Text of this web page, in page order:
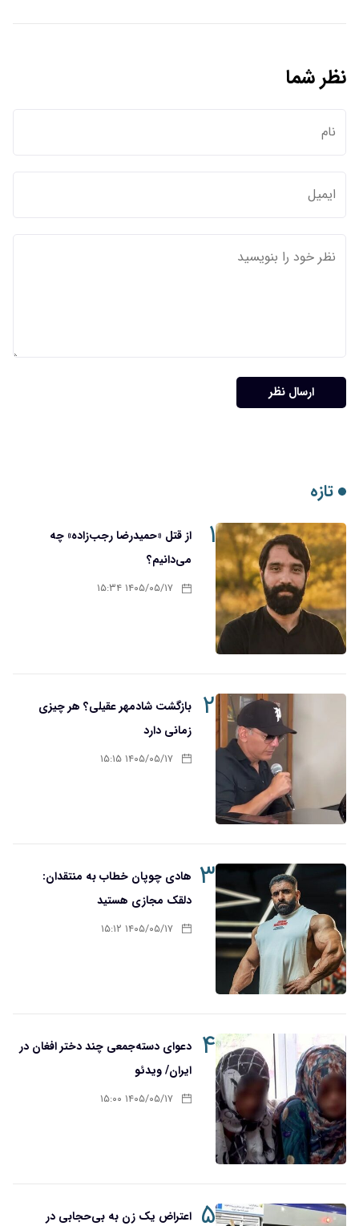
نظر شما
ارسال نظر
تازه
۱
از قتل «حمیدرضا رجب‌زاده» چه
می‌دانیم؟
۱۴۰۵/۰۵/۱۷ ۱۵:۳۴
۲
بازگشت شادمهر عقیلی؟ هر چیزی
زمانی دارد
۱۴۰۵/۰۵/۱۷ ۱۵:۱۵
۳ هادی چوپان خطاب به منتقدان:
دلقک مجازی هستید
۱۴۰۵/۰۵/۱۷ ۱۵:۱۲
۴
دعوای دسته‌جمعی چند دختر افغان در
ایران/ ویدئو
۱۴۰۵/۰۵/۱۷ ۱۵:۰۰
۵ اعتراض یک زن به بی‌حجابی در